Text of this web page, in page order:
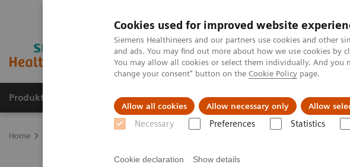
Cookies used for improved website
Siemens Healthineers and our partners use cookies and other
and ads. You may find out more about how we use cookies by
You may allow all cookies or select them individually. And you
change your consent" button on the Cookie Policy page.
Allow all cookies Allow necessary only Allow
Necessary Preferences Statistics
Cookie declaration Show details
Produkte & Services Fachbereiche News & Events
Home